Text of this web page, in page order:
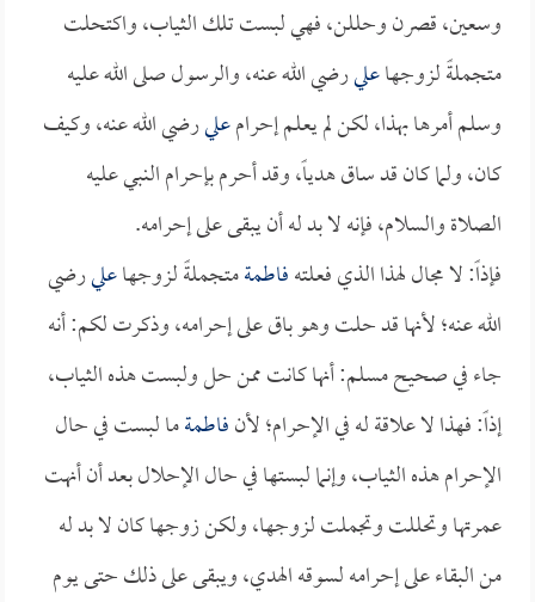
وسعين، قصرن وحللن، فهي لبست تلك الثياب، واكتحلت
متجملةً لزوجهاعليرضي الله عنه، والرسول صلى الله عليه
وسلم أمرها بهذا، لكن لم يعلم إحرامعليرضي الله عنه، وكيف
كان، ولما كان قد ساق هدياً، وقد أحرم بإحرام النبي عليه
الصلاة والسلام، فإنه لا بد له أن يبقى على إحرامه.
فإذاً: لا مجال لهذا الذي فعلتهفاطمةمتجملةً لزوجهاعليرضي
الله عنه؛ لأنها قد حلت وهو باق على إحرامه، وذكرت لكم: أنه
جاء في صحيح مسلم: أنها كانت ممن حل ولبست هذه الثياب،
إذاً: فهذا لا علاقة له في الإحرام؛ لأنفاطمةما لبست في حال
الإحرام هذه الثياب، وإنما لبستها في حال الإحلال بعد أن أنهت
عمرتها وتحللت وتجملت لزوجها، ولكن زوجها كان لا بد له
من البقاء على إحرامه لسوقه الهدي، ويبقى على ذلك حتى يوم